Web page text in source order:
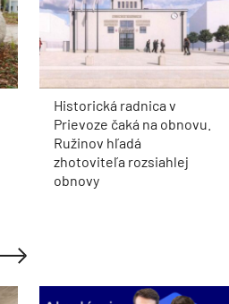
Historická radnica v
Prievoze čaká na obnovu.
Ružinov hľadá
zhotoviteľa rozsiahlej
obnovy